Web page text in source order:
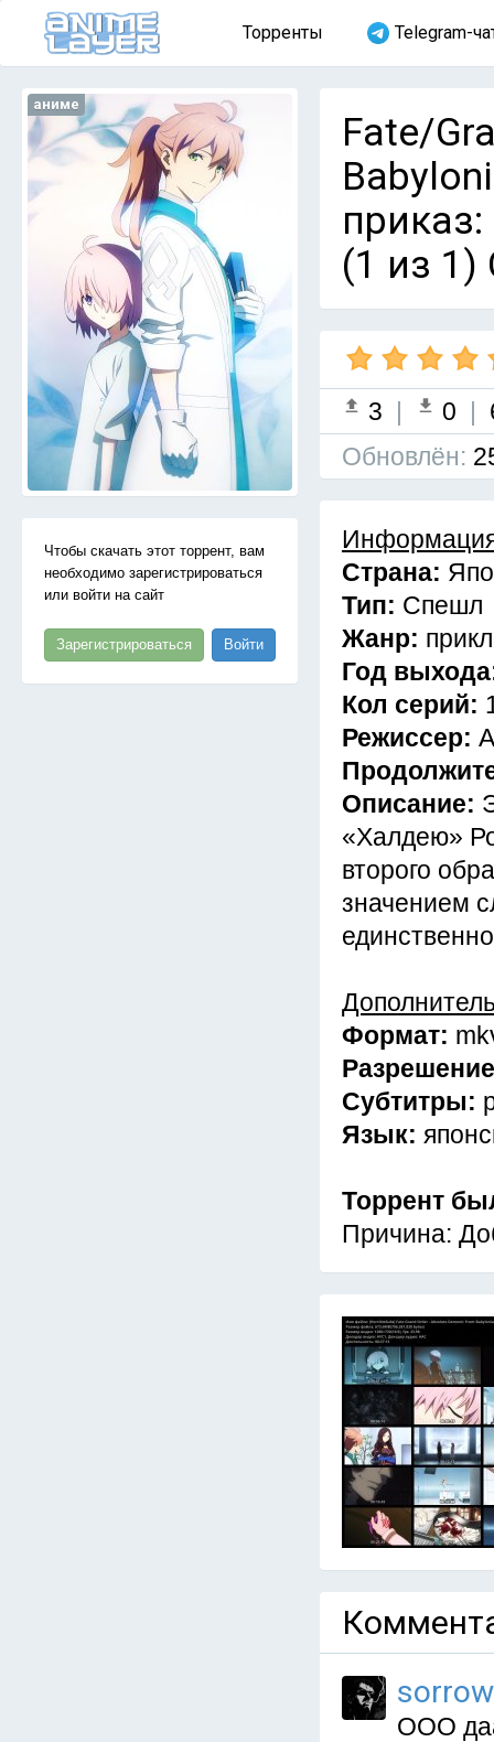
Торренты Telegram-
аниме
Чтобы скачать этот торрент, вам
необходимо зарегистрироваться
или войти на сайт
Зарегистрироваться Войти
Fate/
(1 из 1)
3 | 0 |
Обновлён:
Страна:
Тип: Спешл
Жанр:
Год
Кол серий:
Режиссер:
Описание:
«Халдею»
второго
значением
Формат:
Субтитры:
Язык:
Торрент
Причина:
ООО